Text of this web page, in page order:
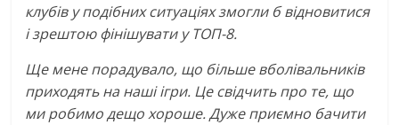
клубів у подібних ситуаціях змогли б відновитися
і зрештою фінішувати у ТОП-8.
Ще мене порадувало, що більше вболівальників
приходять на наші ігри. Це свідчить про те, що
ми робимо дещо хороше. Дуже приємно бачити